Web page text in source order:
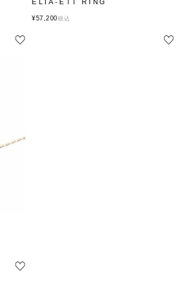
¥57,200税込